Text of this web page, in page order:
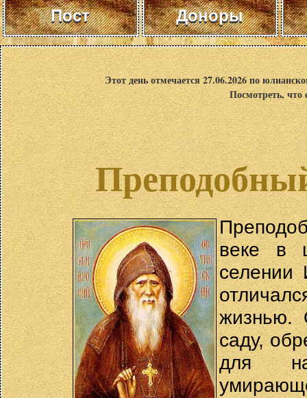
Пост Доноры
Этот день отмечается 27.06.2026 по
Посмотреть,
веке в
селении
жизнью.
саду,
для